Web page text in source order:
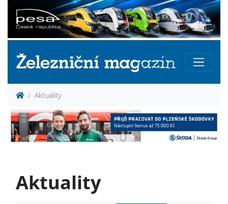
Aktuality
Aktuality